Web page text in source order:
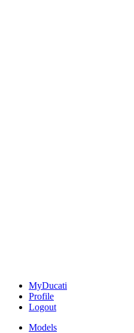
MyDucati
Profile
Logout
Models